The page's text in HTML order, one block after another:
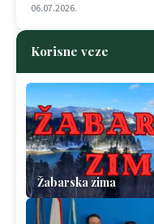
06.07.2026.
Korisne veze
Žabarska zima